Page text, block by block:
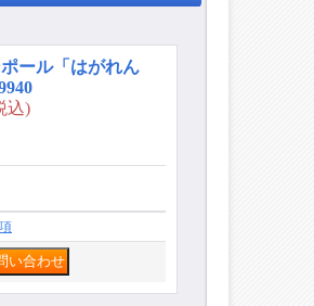
ール「はがれん
込)